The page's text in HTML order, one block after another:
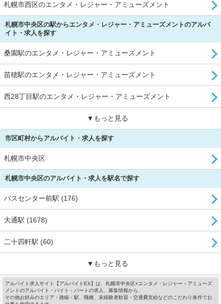
札幌市西区のエンタメ・レジャー・アミューズメント
札幌市中央区の駅からエンタメ・レジャー・アミューズメントのアルバ
イト・求人を探す
桑園駅のエンタメ・レジャー・アミューズメント
苗穂駅のエンタメ・レジャー・アミューズメント
西28丁目駅のエンタメ・レジャー・アミューズメント
▼もっと見る
市区町村からアルバイト・求人を探す
札幌市中央区
札幌市中央区のアルバイト・求人を駅名で探す
バスセンター前駅 (176)
大通駅 (1678)
二十四軒駅 (60)
▼もっと見る
アルバイト求人サイト【アルバイトEX】は、札幌市中央区×エンタメ・レジャー・アミューズ
メントのアルバイト・バイト・パートの求人、募集情報から、
その他お好みのエリア・路線・駅、職種、未経験者歓迎・交通費支給などのこだわり条件でお